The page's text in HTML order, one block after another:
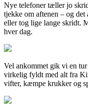
Nye telefoner tæller jo
tjekke om aftenen – og
eller tog lige lange skridt.
hver dag.
Vel ankommet gik vi en
virkelig fyldt med alt fra
vifter, kæmpe krukker og